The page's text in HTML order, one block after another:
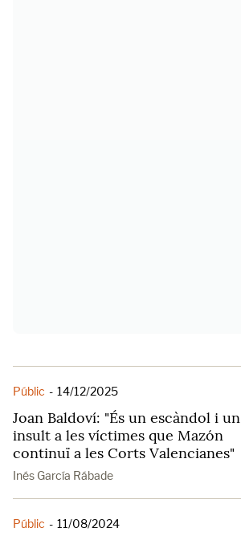
Públic - 14/12/2025
Joan Baldoví: "És un escàndol i un
insult a les víctimes que Mazón
continuï a les Corts Valencianes"
Inés García Rábade
Públic - 11/08/2024